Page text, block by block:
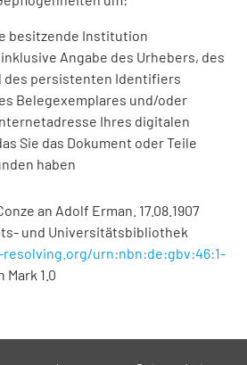
besitzende Institution
Angabe des Urhebers, des
des persistenten Identifiers
Belegexemplares und/oder
Ihres digitalen
Sie das Dokument oder Teile
haben
an Adolf Erman. 17.08.1907
und Universitätsbibliothek
urn:nbn:de:gbv:46:1-
Mark 1.0